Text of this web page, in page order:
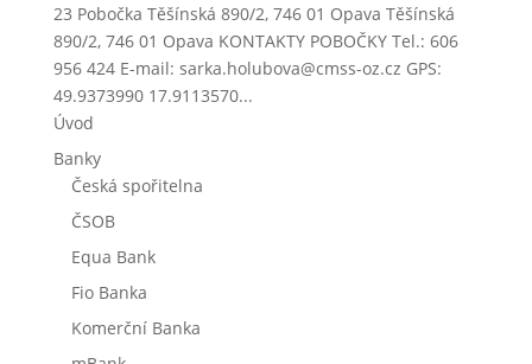
23 Pobočka Těšínská 890/2, 746 01 Opava Těšínská
890/2, 746 01 Opava KONTAKTY POBOČKY Tel.: 606
956 424 E-mail: sarka.holubova@cmss-oz.cz GPS:
49.9373990 17.9113570...
Úvod
Banky
Česká spořitelna
ČSOB
Equa Bank
Fio Banka
Komerční Banka